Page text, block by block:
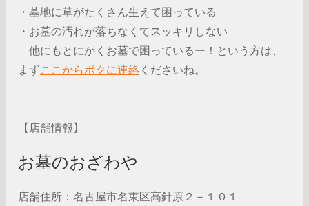
・墓地に草がたくさん生えて困っている
・お墓の汚れが落ちなくてスッキリしない
他にもとにかくお墓で困っているー！という方は、
まずここからボクに連絡 くださいね。
【店舗情報】
お墓のおざわや
店舗住所：名古屋市名東区高針原２－１０１